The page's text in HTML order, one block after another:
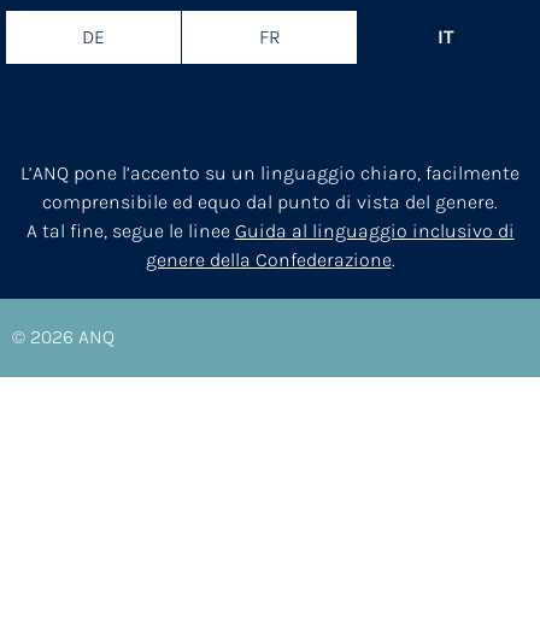
DE FR IT
L’ANQ pone l’accento su un linguaggio chiaro, facilmente
comprensibile ed equo dal punto di vista del genere.
A tal fine, segue le linee Guida al linguaggio inclusivo di
genere della Confederazione.
© 2026 ANQ